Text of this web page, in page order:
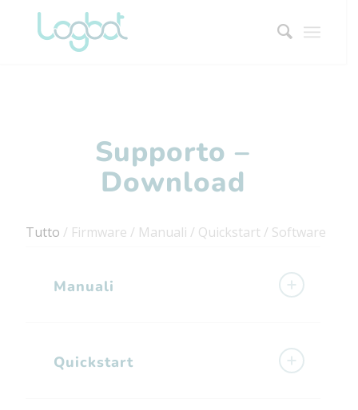
Supporto –
Download
Tutto / Firmware / Manuali / Quickstart / Software
Manuali
Quickstart